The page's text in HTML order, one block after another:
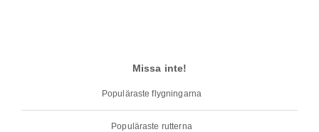
Missa inte!
Populäraste flygningarna
Populäraste rutterna